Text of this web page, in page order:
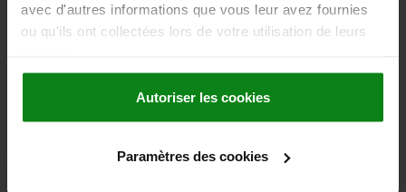
avec d'autres informations que vous leur avez fournies
ou qu'ils ont collectées lors de votre utilisation de leurs
Autoriser les cookies
Paramètres des cookies
32,77 €
plus sales tax
plus shipping costs
DETAILS